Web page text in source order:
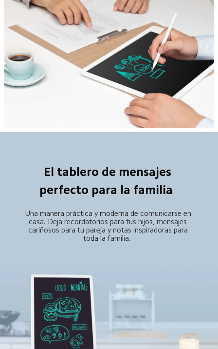
El tablero de mensajes
perfecto para la familia
Una manera práctica y moderna de comunicarse en
casa. Deja recordatorios para tus hijos, mensajes
cariñosos para tu pareja y notas inspiradoras para
toda la familia.